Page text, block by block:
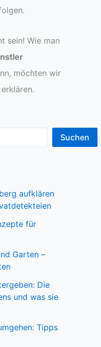
sein! Wie man
möchten wir
erklären.
Suchen
aufklären
für
Garten –
Die
und was sie
Tipps